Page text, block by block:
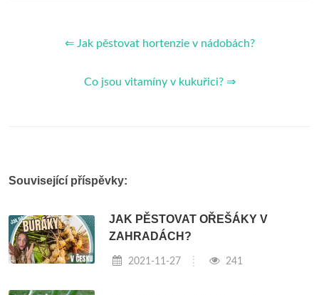
⇐ Jak pěstovat hortenzie v nádobách?
Co jsou vitamíny v kukuřici? ⇒
Související příspěvky:
JAK PĚSTOVAT OŘEŠÁKY V
ZAHRADÁCH?
2021-11-27 241